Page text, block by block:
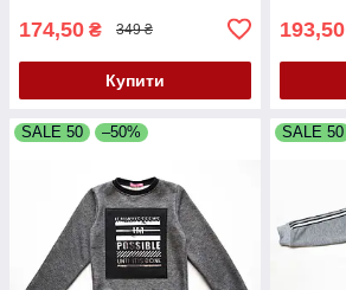
174,50 ₴ 349 ₴
Купити
193,50
SALE 50 –50% SALE 50